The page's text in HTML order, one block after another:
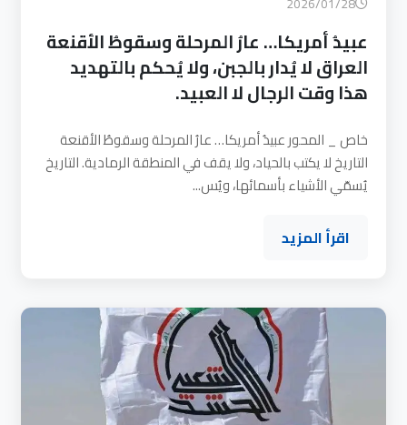
عبيدُ أمريكا… عارُ المرحلة وسقوطُ الأقنعة
العراق لا يُدار بالجبن، ولا يُحكم بالتهديد
هذا وقت الرجال لا العبيد.
خاص _ المحور عبيدُ أمريكا… عارُ المرحلة وسقوطُ الأقنعة
التاريخ لا يكتب بالحياد، ولا يقف في المنطقة الرمادية. التاريخ
يُسمّي الأشياء بأسمائها، ويُس...
اقرأ المزيد